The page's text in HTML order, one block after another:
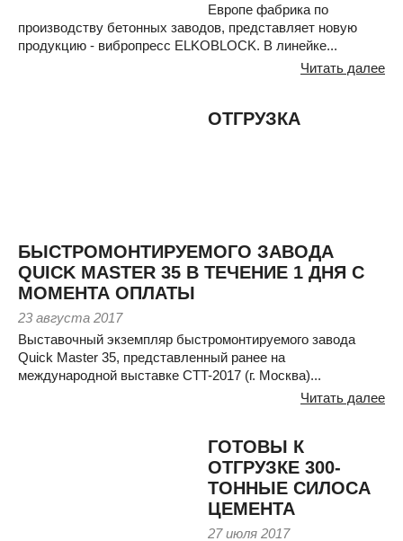
Европе фабрика по
производству бетонных заводов, представляет новую
продукцию - вибропресс ELKOBLOCK. В линейке...
Читать далее
ОТГРУЗКА
БЫСТРОМОНТИРУЕМОГО ЗАВОДА
QUICK MASTER 35 В ТЕЧЕНИЕ 1 ДНЯ С
МОМЕНТА ОПЛАТЫ
23 августа 2017
Выставочный экземпляр быстромонтируемого завода
Quick Master 35, представленный ранее на
международной выставке CTT-2017 (г. Москва)...
Читать далее
ГОТОВЫ К
ОТГРУЗКЕ 300-
ТОННЫЕ СИЛОСА
ЦЕМЕНТА
27 июля 2017